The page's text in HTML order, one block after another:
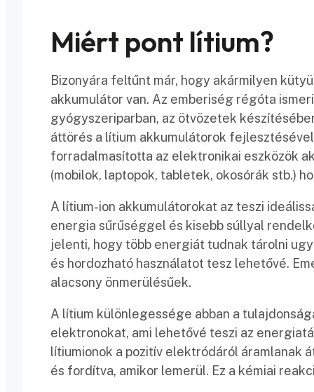
Miért pont lítium?
Bizonyára feltűnt már, hogy akármilyen
akkumulátor van. Az emberiség régóta
gyógyszeriparban, az ötvözetek
áttörés a lítium akkumulátorok
forradalmasította az elektronikai eszközök
(mobilok, laptopok, tabletek, okosórák stb.)
A lítium-ion akkumulátorokat az teszi
energia sűrűséggel és kisebb súllyal
jelenti, hogy több energiát tudnak tárolni
és hordozható használatot tesz lehetővé.
alacsony önmerülésűek.
A lítium különlegessége abban a
elektronokat, ami lehetővé teszi az
lítiumionok a pozitív elektródáról áramlanak
és fordítva, amikor lemerül. Ez a kémiai